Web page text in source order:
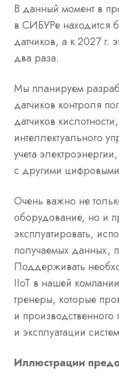
В данный момент в
в СИБУРе находится
датчиков, а к 2027 г.
два раза.
Мы планируем
датчиков контроля
датчиков
интеллектуального
учета
с другими
Очень важно не
оборудование, но и
эксплуатировать,
получаемых данных,
Поддерживать
IIoT в нашей
тренеры, которые
и
и эксплуатации
Иллюстрации